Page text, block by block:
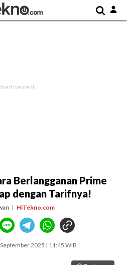
Berlangganan Prime
dengan Tarifnya!
HiTekno.com
2025 | 11:45 WIB